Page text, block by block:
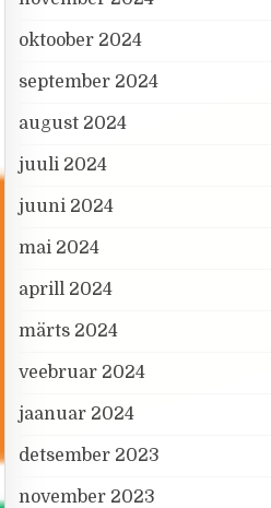
oktoober 2024
september 2024
august 2024
juuli 2024
juuni 2024
mai 2024
aprill 2024
märts 2024
veebruar 2024
jaanuar 2024
detsember 2023
november 2023